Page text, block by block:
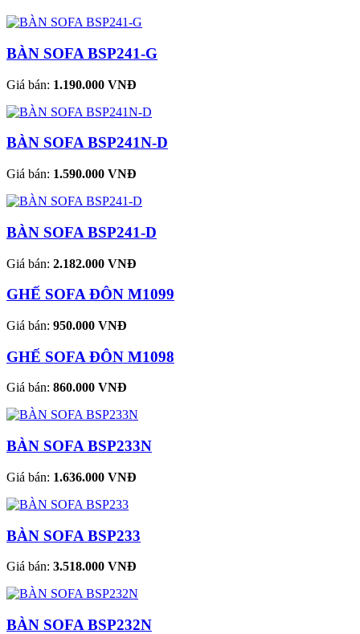
BÀN SOFA BSP241-G
Giá bán: 1.190.000 VNĐ
BÀN SOFA BSP241N-D
Giá bán: 1.590.000 VNĐ
BÀN SOFA BSP241-D
Giá bán: 2.182.000 VNĐ
GHẾ SOFA ĐÔN M1099
Giá bán: 950.000 VNĐ
GHẾ SOFA ĐÔN M1098
Giá bán: 860.000 VNĐ
BÀN SOFA BSP233N
Giá bán: 1.636.000 VNĐ
BÀN SOFA BSP233
Giá bán: 3.518.000 VNĐ
BÀN SOFA BSP232N